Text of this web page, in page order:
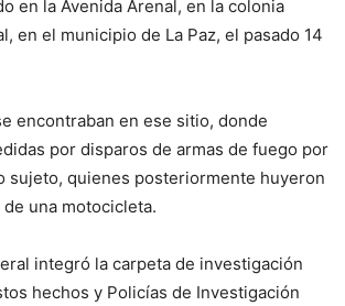
en la Avenida Arenal, en la colonia
en el municipio de La Paz, el pasado 14
encontraban en ese sitio, donde
por disparos de armas de fuego por
sujeto, quienes posteriormente huyeron
una motocicleta.
integró la carpeta de investigación
hechos y Policías de Investigación